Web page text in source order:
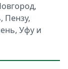
Пензу,
Уфу и